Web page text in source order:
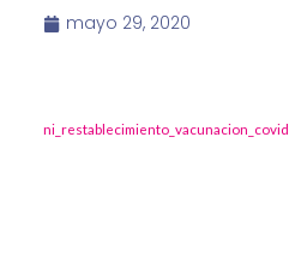
mayo 29, 2020
ni_restablecimiento_vacunacion_covid